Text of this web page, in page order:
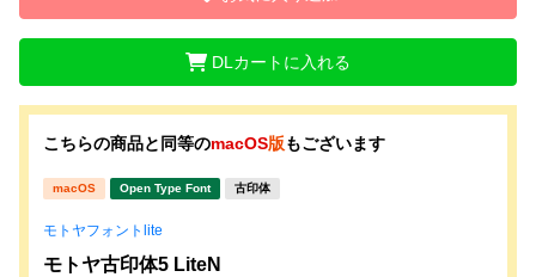
DLカートに入れる
こちらの商品と同等のmacOS版もございます
macOS Open Type Font 古印体
モトヤフォントlite
モトヤ古印体5 LiteN